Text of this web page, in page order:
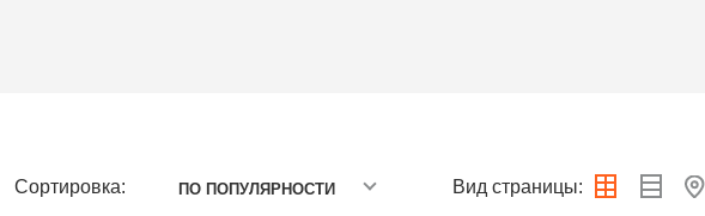
Сортировка: ПО ПОПУЛЯРНОСТИ Вид страницы: